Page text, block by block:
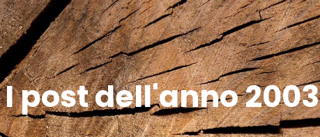
I post dell'anno 2003